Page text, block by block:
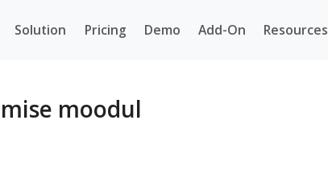
Solution Pricing Demo Add-On Resources
moodul